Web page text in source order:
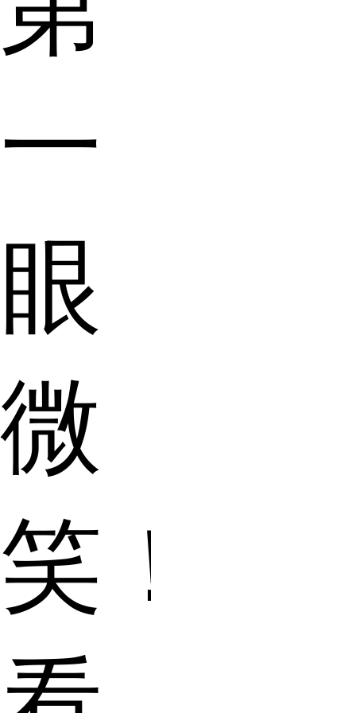
一
眼
微
笑！”当